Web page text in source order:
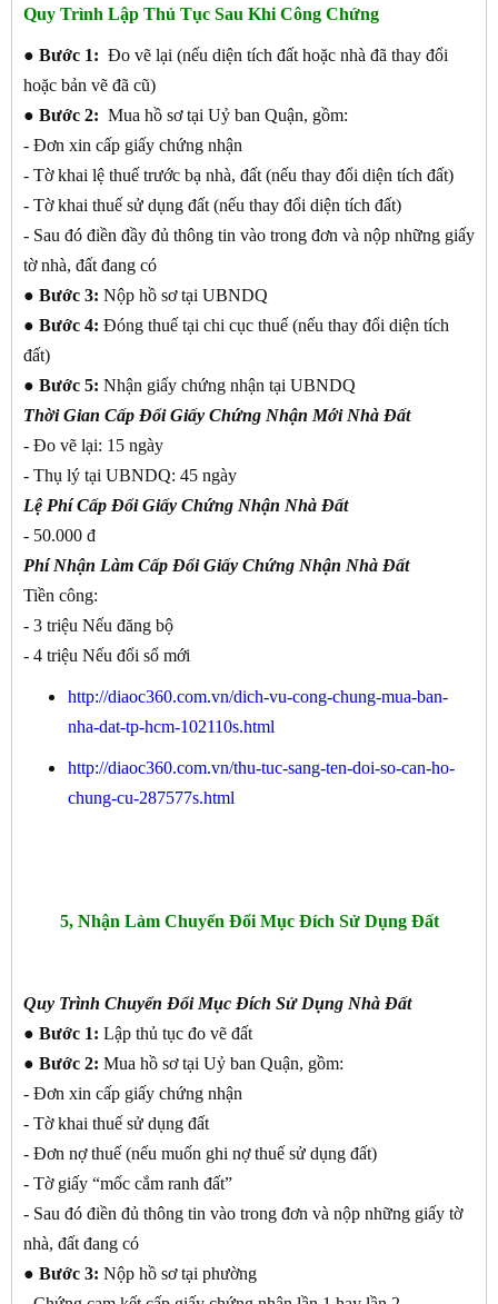
Quy Trình Lập Thủ Tục Sau Khi Công Chứng
● Bước 1: Đo vẽ lại (nếu diện tích đất hoặc nhà đã thay đổi
hoặc bản vẽ đã cũ)
● Bước 2: Mua hồ sơ tại Uỷ ban Quận, gồm:
- Đơn xin cấp giấy chứng nhận
- Tờ khai lệ thuế trước bạ nhà, đất (nếu thay đổi diện tích đất)
- Tờ khai thuế sử dụng đất (nếu thay đổi diện tích đất)
- Sau đó điền đầy đủ thông tin vào trong đơn và nộp những giấy
tờ nhà, đất đang có
● Bước 3: Nộp hồ sơ tại UBNDQ
● Bước 4: Đóng thuế tại chi cục thuế (nếu thay đổi diện tích
đất)
● Bước 5: Nhận giấy chứng nhận tại UBNDQ
Thời Gian Cấp Đổi Giấy Chứng Nhận Mới Nhà Đất
- Đo vẽ lại: 15 ngày
- Thụ lý tại UBNDQ: 45 ngày
Lệ Phí Cấp Đổi Giấy Chứng Nhận Nhà Đất
- 50.000 đ
Phí Nhận Làm Cấp Đổi Giấy Chứng Nhận Nhà Đất
Tiền công:
- 3 triệu Nếu đăng bộ
- 4 triệu Nếu đổi sổ mới
http://diaoc360.com.vn/dich-vu-cong-chung-mua-ban-
nha-dat-tp-hcm-102110s.html
http://diaoc360.com.vn/thu-tuc-sang-ten-doi-so-can-ho-
chung-cu-287577s.html
5, Nhận Làm Chuyển Đổi Mục Đích Sử Dụng Đất
Quy Trình Chuyển Đổi Mục Đích Sử Dụng Nhà Đất
● Bước 1: Lập thủ tục đo vẽ đất
● Bước 2: Mua hồ sơ tại Uỷ ban Quận, gồm:
- Đơn xin cấp giấy chứng nhận
- Tờ khai thuế sử dụng đất
- Đơn nợ thuế (nếu muốn ghi nợ thuế sử dụng đất)
- Tờ giấy “mốc cắm ranh đất”
- Sau đó điền đủ thông tin vào trong đơn và nộp những giấy tờ
nhà, đất đang có
● Bước 3: Nộp hồ sơ tại phường